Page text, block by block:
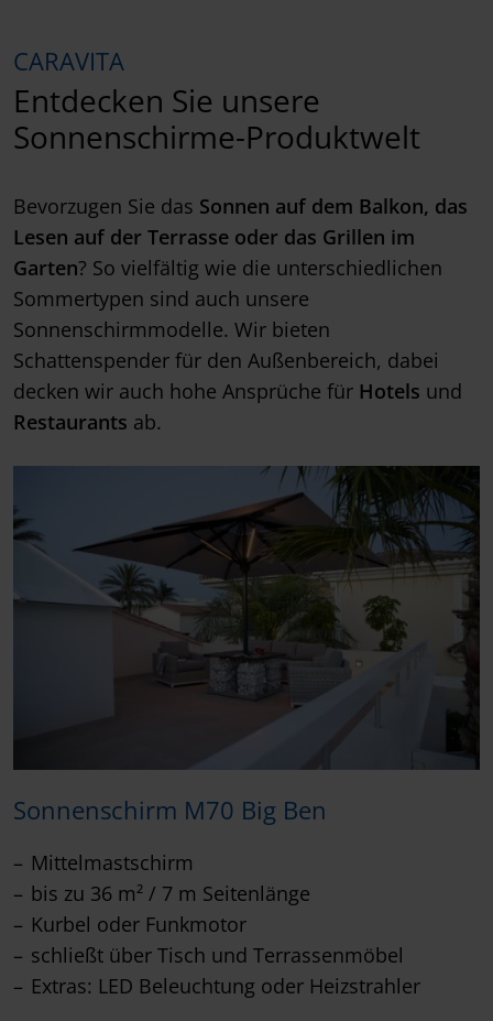
CARAVITA
Entdecken Sie unsere
Sonnenschirme-Produktwelt
Bevorzugen Sie das Sonnen auf dem Balkon, das
Lesen auf der Terrasse oder das Grillen im
Garten? So vielfältig wie die unterschiedlichen
Sommertypen sind auch unsere
Sonnenschirmmodelle. Wir bieten
Schattenspender für den Außenbereich, dabei
decken wir auch hohe Ansprüche für Hotels und
Restaurants ab.
Sonnenschirm M70 Big Ben
Mittelmastschirm
bis zu 36 m² / 7 m Seitenlänge
Kurbel oder Funkmotor
schließt über Tisch und Terrassenmöbel
Extras: LED Beleuchtung oder Heizstrahler